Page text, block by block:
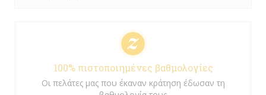
100% πιστοποιημένες βαθμολογίες
Οι πελάτες μας που έκαναν κράτηση έδωσαν τη